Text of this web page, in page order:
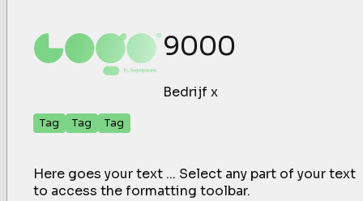
9000
Bedrijf x
Tag Tag Tag
Here goes your text ... Select any part of your text
to access the formatting toolbar.